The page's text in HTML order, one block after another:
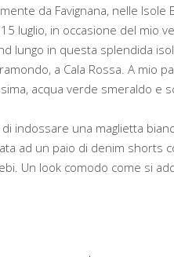
da Favignana, nelle Isole
luglio, in occasione del mio
lungo in questa splendida
a Cala Rossa. A mio
acqua verde smeraldo e
indossare una maglietta
ad un paio di denim shorts
Un look comodo come si